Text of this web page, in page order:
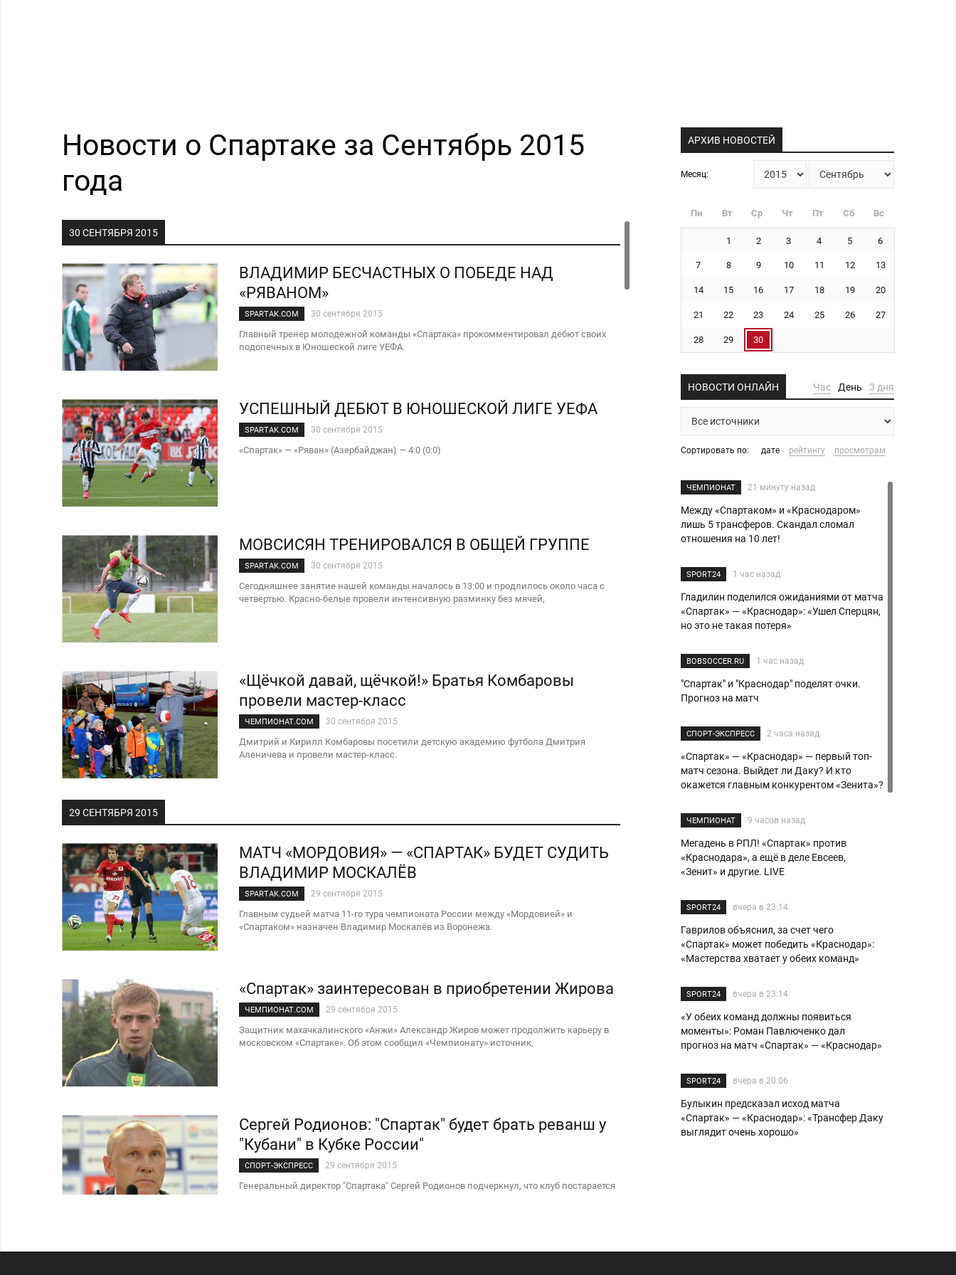
Новости о Спартаке за Сентябрь 2015
года
30 СЕНТЯБРЯ 2015
SPARTAK.COM 30 сентября 2015
ВЛАДИМИР БЕСЧАСТНЫХ О ПОБЕДЕ НАД
«РЯВАНОМ»
Главный тренер молодежной команды «Спартака» прокомментировал дебют своих
подопечных в Юношеской лиге УЕФА.
SPARTAK.COM 30 сентября 2015
УСПЕШНЫЙ ДЕБЮТ В ЮНОШЕСКОЙ ЛИГЕ УЕФА
«Спартак» — «Ряван» (Азербайджан) — 4:0 (0:0)
SPARTAK.COM 30 сентября 2015
МОВСИСЯН ТРЕНИРОВАЛСЯ В ОБЩЕЙ ГРУППЕ
Сегодняшнее занятие нашей команды началось в 13:00 и продлилось около часа с
четвертью. Красно-белые провели интенсивную разминку без мячей,
ЧЕМПИОНАТ.COM 30 сентября 2015
«Щёчкой давай, щёчкой!» Братья Комбаровы
провели мастер-класс
Дмитрий и Кирилл Комбаровы посетили детскую академию футбола Дмитрия
Аленичева и провели мастер-класс.
29 СЕНТЯБРЯ 2015
SPARTAK.COM 29 сентября 2015
МАТЧ «МОРДОВИЯ» — «СПАРТАК» БУДЕТ СУДИТЬ
ВЛАДИМИР МОСКАЛЁВ
Главным судьей матча 11-го тура чемпионата России между «Мордовией» и
«Спартаком» назначен Владимир Москалёв из Воронежа.
ЧЕМПИОНАТ.COM 29 сентября 2015
«Спартак» заинтересован в приобретении Жирова
Защитник махачкалинского «Анжи» Александр Жиров может продолжить карьеру в
московском «Спартаке». Об этом сообщил «Чемпионату» источник,
СПОРТ-ЭКСПРЕСС 29 сентября 2015
Сергей Родионов: "Спартак" будет брать реванш у
"Кубани" в Кубке России"
Генеральный директор "Спартака" Сергей Родионов подчеркнул, что клуб постарается
АРХИВ НОВОСТЕЙ
Месяц:
Пн Вт Ср Чт Пт Сб Вс
1 2 3 4 5 6
7 8 9 10 11 12 13
14 15 16 17 18 19 20
21 22 23 24 25 26 27
28 29 30
НОВОСТИ ОНЛАЙН 3 дня
День
Час
Сортировать по: дате рейтингу просмотрам
ЧЕМПИОНАТ 21 минуту назад
Между «Спартаком» и «Краснодаром»
лишь 5 трансферов. Скандал сломал
отношения на 10 лет!
SPORT24 1 час назад
Гладилин поделился ожиданиями от матча
«Спартак» — «Краснодар»: «Ушел Сперцян,
но это не такая потеря»
BOBSOCCER.RU 1 час назад
"Спартак" и "Краснодар" поделят очки.
Прогноз на матч
СПОРТ-ЭКСПРЕСС 2 часа назад
«Спартак» — «Краснодар» — первый топ-
матч сезона. Выйдет ли Даку? И кто
окажется главным конкурентом «Зенита»?
ЧЕМПИОНАТ 9 часов назад
Мегадень в РПЛ! «Спартак» против
«Краснодара», а ещё в деле Евсеев,
«Зенит» и другие. LIVE
SPORT24 вчера в 23:14
Гаврилов объяснил, за счет чего
«Спартак» может победить «Краснодар»:
«Мастерства хватает у обеих команд»
SPORT24 вчера в 23:14
«У обеих команд должны появиться
моменты»: Роман Павлюченко дал
прогноз на матч «Спартак» — «Краснодар»
SPORT24 вчера в 20:06
Булыкин предсказал исход матча
«Спартак» — «Краснодар»: «Трансфер Даку
выглядит очень хорошо»
ЧЕМПИОНАТ вчера в 17:10